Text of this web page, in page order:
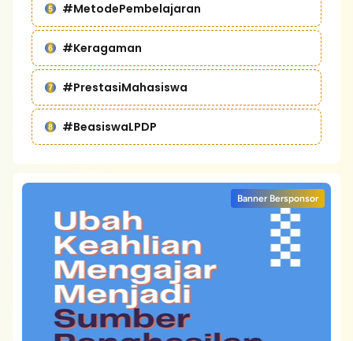
#MetodePembelajaran
#Keragaman
#PrestasiMahasiswa
#BeasiswaLPDP
Banner Bersponsor